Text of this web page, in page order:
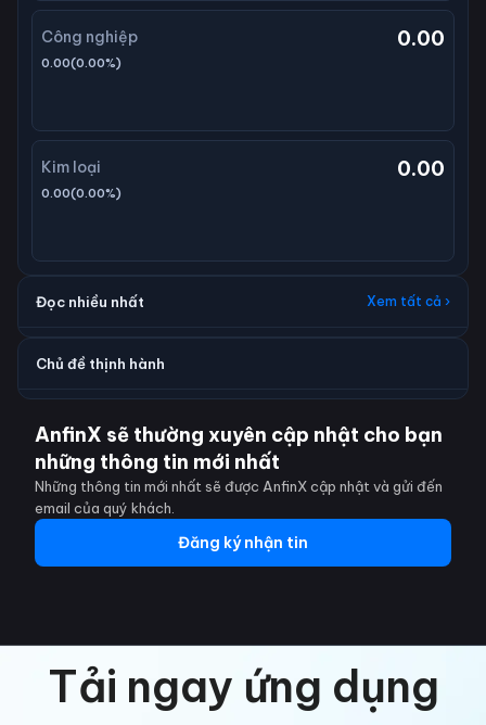
Công nghiệp 0.00
0.00(0.00%)
Kim loại 0.00
0.00(0.00%)
Đọc nhiều nhất Xem tất cả ›
Chủ đề thịnh hành
AnfinX sẽ thường xuyên cập nhật cho bạn
những thông tin mới nhất
Những thông tin mới nhất sẽ được AnfinX cập nhật và gửi đến
email của quý khách.
Đăng ký nhận tin
Tải ngay ứng dụng